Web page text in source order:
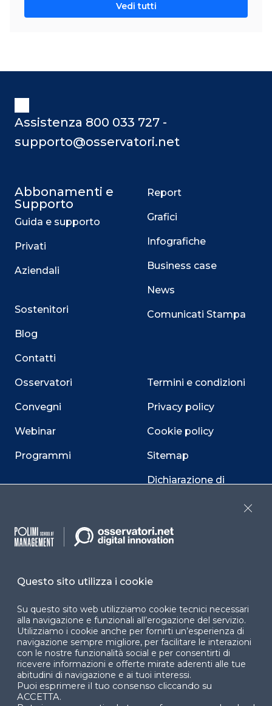
Vedi tutti
Assistenza 800 033 727 -
supporto@osservatori.net
Abbonamenti e
Supporto
Guida e supporto
Privati
Aziendali
Sostenitori
Blog
Contatti
Osservatori
Convegni
Webinar
Programmi
Report
Grafici
Infografiche
Business case
News
Comunicati Stampa
Termini e condizioni
Privacy policy
Cookie policy
Sitemap
Dichiarazione di
Facebook LinkedIn
YouTube X
Questo sito utilizza i cookie
Su questo sito web utilizziamo cookie tecnici necessari
alla navigazione e funzionali all’erogazione del servizio.
Utilizziamo i cookie anche per fornirti un’esperienza di
navigazione sempre migliore, per facilitare le interazioni
con le nostre funzionalità social e per consentirti di
ricevere informazioni e offerte mirate aderenti alle tue
abitudini di navigazione e ai tuoi interessi.
Puoi esprimere il tuo consenso cliccando su
ACCETTA.